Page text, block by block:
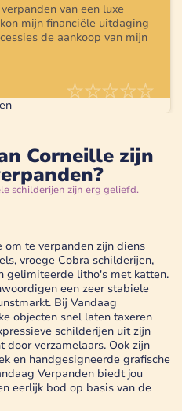
van een luxe
mijn financiële uitdaging
de aankoop van mijn
Corneille zijn
schilderijen zijn erg geliefd.
om te verpanden zijn diens
vroege Cobra schilderijen,
gelimiteerde litho's met katten.
een zeer stabiele
Bij Vandaag
objecten snel laten taxeren
schilderijen uit zijn
door verzamelaars. Ook zijn
en handgesigneerde grafische
Verpanden biedt jou
eerlijk bod op basis van de